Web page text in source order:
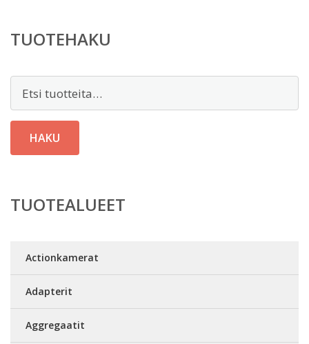
TUOTEHAKU
HAKU
TUOTEALUEET
Actionkamerat
Adapterit
Aggregaatit